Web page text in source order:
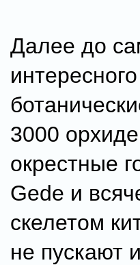
Далее до
3000
окрестные
Gede и
скелетом
не пускают